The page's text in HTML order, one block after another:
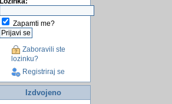
Zapamti me?
Zaboravili ste
lozinku?
Registriraj se
Izdvojeno